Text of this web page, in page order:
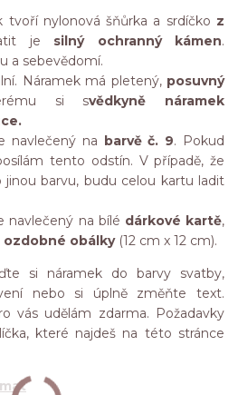
tvoří nylonová šňůrka a srdíčko z
je silný ochranný kámen.
a sebevědomí.
Náramek má pletený, posuvný
si svědkyně náramek
navlečený na barvě č. 9. Pokud
tento odstín. V případě, že
barvu, budu celou kartu ladit
navlečený na bílé dárkové kartě,
ozdobné obálky(12 cm x 12 cm).
si náramek do barvy svatby,
nebo si úplně změňte text.
vás udělám zdarma. Požadavky
které najdeš na této stránce